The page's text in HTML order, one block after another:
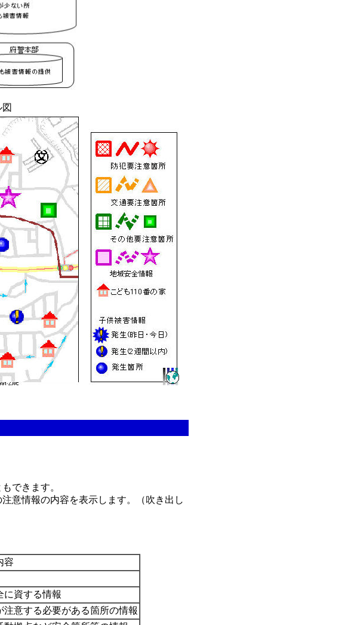
できます。
意情報の内容を表示します。（吹き出し
容
に資する情報
意する必要がある箇所の情報